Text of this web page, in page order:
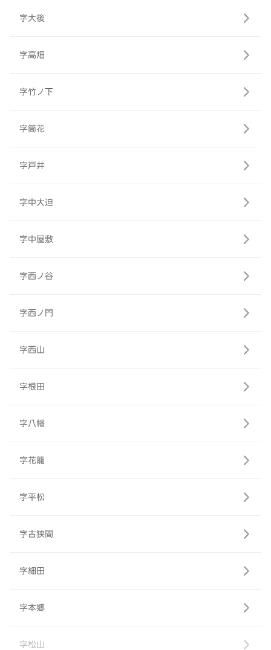
字大後
字高畑
字竹ノ下
字筒花
字戸井
字中大迫
字中屋敷
字西ノ谷
字西ノ門
字西山
字根田
字八幡
字花籠
字平松
字古狭間
字細田
字本郷
字松山